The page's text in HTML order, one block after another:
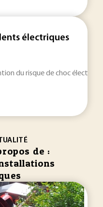
électriques
du risque de choc
de :